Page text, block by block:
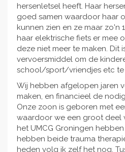
hersenletsel heeft. Haar
goed samen waardoor haar
kunnen zien en ze maar zo'n
haar elektrische fiets er mee
deze niet meer te maken. Dit
vervoersmiddel om de
school/sport/vriendjes etc te
Wij hebben afgelopen jaren
maken, en financieel de
Onze zoon is geboren met
waardoor we een groot deel
het UMCG Groningen
hebben beide trauma
heden volg ik zelf het nog.